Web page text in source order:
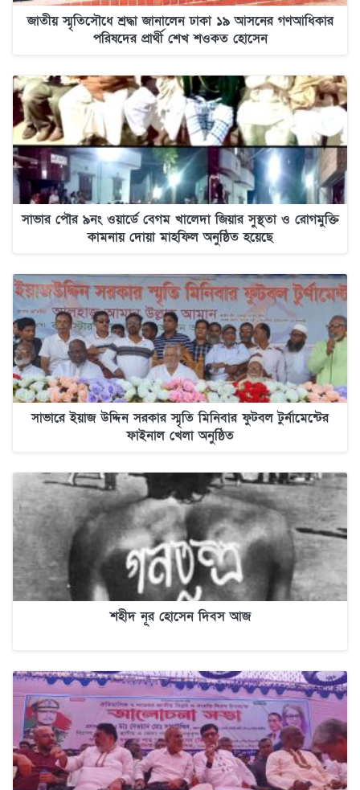
জাতীয় স্মৃতিসৌধে শ্রদ্ধা জানালেন ঢাকা ১৯ আসনের গণআধিকার
পরিষদের প্রার্থী শেখ শওকত হোসেন
সাভার পৌর ৯নং ওয়ার্ডে বেগম খালেদা জিয়ার সুস্থতা ও রোগমুক্তি
কামনায় দোয়া মাহফিল অনুষ্ঠিত হয়েছে
সাভারে ইয়াজ উদ্দিন সরকার স্মৃতি মিনিবার ফুটবল টুর্নামেন্টের
ফাইনাল খেলা অনুষ্ঠিত
শহীদ নূর হোসেন দিবস আজ